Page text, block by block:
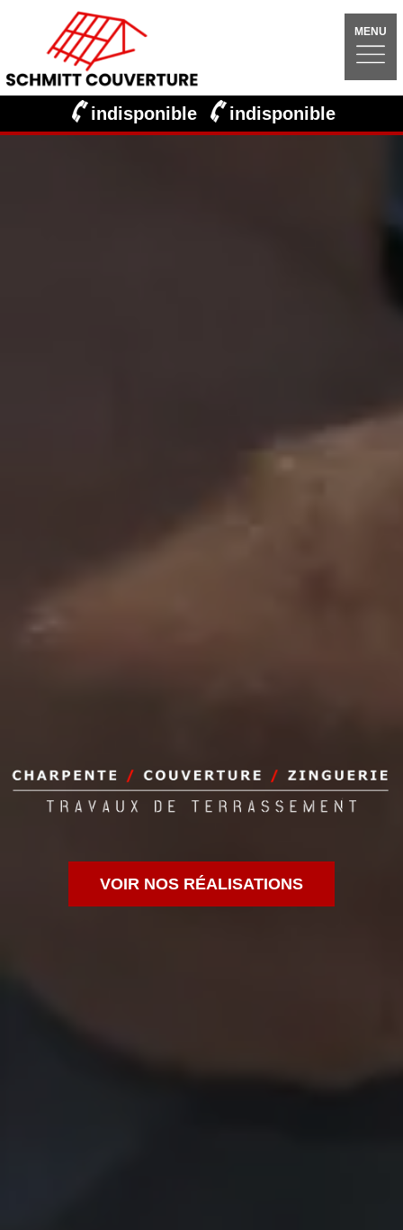
MENU
indisponible indisponible
VOIR NOS RÉALISATIONS